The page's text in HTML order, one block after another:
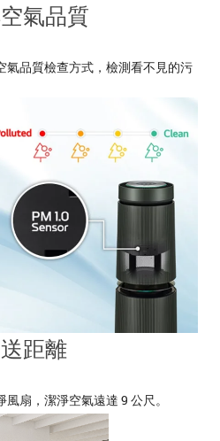
氣品質
氣品質檢查方式，檢測看不見的污
距離
扇，潔淨空氣遠達 9 公尺。